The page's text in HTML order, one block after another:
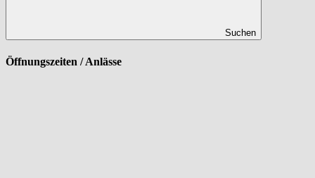
Suchen
Öffnungszeiten / Anlässe